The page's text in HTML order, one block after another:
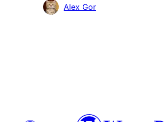
Contribuidores
Alex Gor